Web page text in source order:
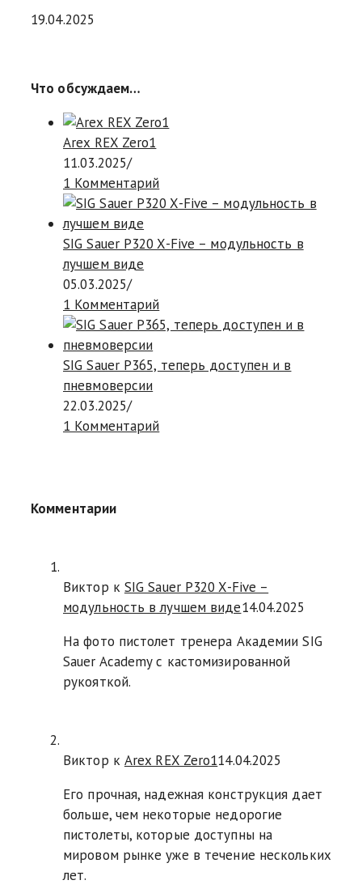
19.04.2025
Что обсуждаем…
Arex REX Zero1
11.03.2025/
1 Комментарий
SIG Sauer P320 X-Five – модульность в
лучшем виде
05.03.2025/
1 Комментарий
SIG Sauer P365, теперь доступен и в
пневмоверсии
22.03.2025/
1 Комментарий
Комментарии
Виктор к SIG Sauer P320 X-Five –
модульность в лучшем виде14.04.2025
На фото пистолет тренера Академии SIG
Sauer Academy с кастомизированной
рукояткой.
Виктор к Arex REX Zero114.04.2025
Его прочная, надежная конструкция дает
больше, чем некоторые недорогие
пистолеты, которые доступны на
мировом рынке уже в течение нескольких
лет.